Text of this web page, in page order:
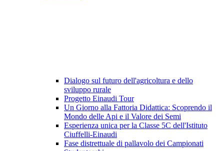
Dialogo sul futuro dell'agricoltura e dello
sviluppo rurale
Progetto Einaudi Tour
Un Giorno alla Fattoria Didattica: Scoprendo il
Mondo delle Api e il Valore dei Semi
Esperienza unica per la Classe 5C dell'Istituto
Ciuffelli-Einaudi
Fase distrettuale di pallavolo dei Campionati